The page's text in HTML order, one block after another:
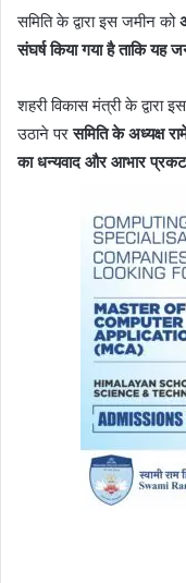
समिति के द्वारा इस जमीन को
संघर्ष किया गया है ताकि यह
शहरी विकास मंत्री के
उठाने परसमिति के अध्यक्ष
का धन्यवाद और आभार प्रकट